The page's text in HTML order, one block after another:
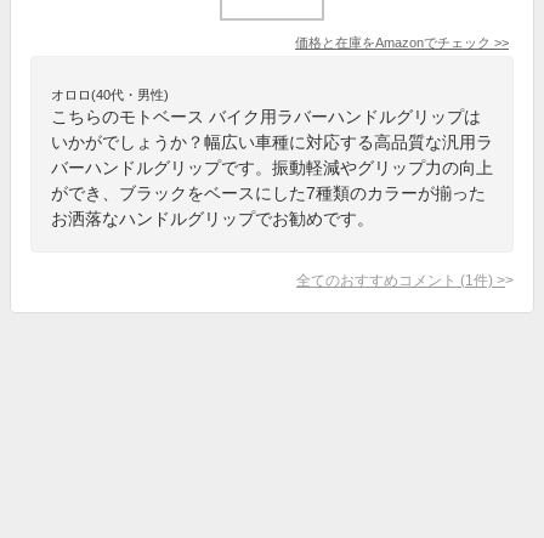
価格と在庫をAmazonでチェック >>
オロロ(40代・男性)
こちらのモトベース バイク用ラバーハンドルグリップは
いかがでしょうか？幅広い車種に対応する高品質な汎用ラ
バーハンドルグリップです。振動軽減やグリップ力の向上
ができ、ブラックをベースにした7種類のカラーが揃った
お洒落なハンドルグリップでお勧めです。
全てのおすすめコメント (1 件) >